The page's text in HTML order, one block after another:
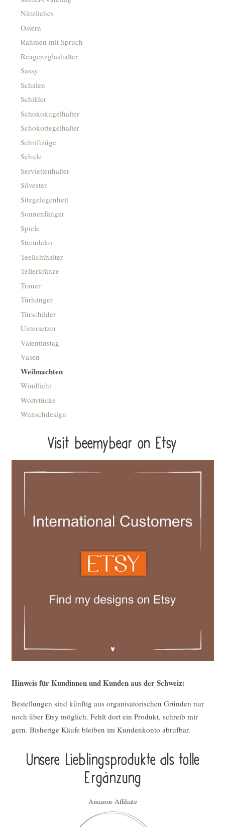
Nützliches
Ostern
Rahmen mit Spruch
Reagenzglashalter
Sassy
Schalen
Schilder
Schokokugelhalter
Schokoriegelhalter
Schriftzüge
Schule
Serviettenhalter
Silvester
Sitzgelegenheit
Sonnenfänger
Spiele
Streudeko
Teelichthalter
Tellerkränze
Trauer
Türhänger
Türschilder
Untersetzer
Valentinstag
Vasen
Weihnachten
Windlicht
Wortstücke
Wunschdesign
Visit beemybear on Etsy
Hinweis für Kundinnen und Kunden aus der Schweiz:
Bestellungen sind künftig aus organisatorischen Gründen nur
noch über Etsy möglich. Fehlt dort ein Produkt, schreib mir
gern. Bisherige Käufe bleiben im Kundenkonto abrufbar.
Unsere Lieblings­pro­duk­te als tolle
Ergän­zung
Amazon-Affiliate